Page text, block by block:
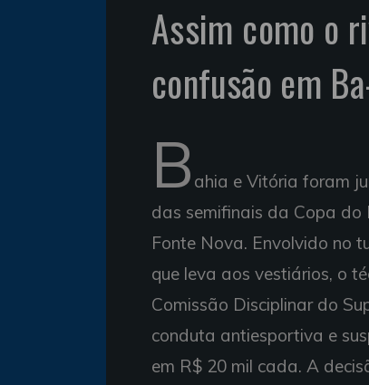
Assim como o
confusão em
B ahia e Vitória foram
das semifinais da Copa do
Fonte Nova. Envolvido no
que leva aos vestiários, o
Comissão Disciplinar do
conduta antiesportiva e
em R$ 20 mil cada. A